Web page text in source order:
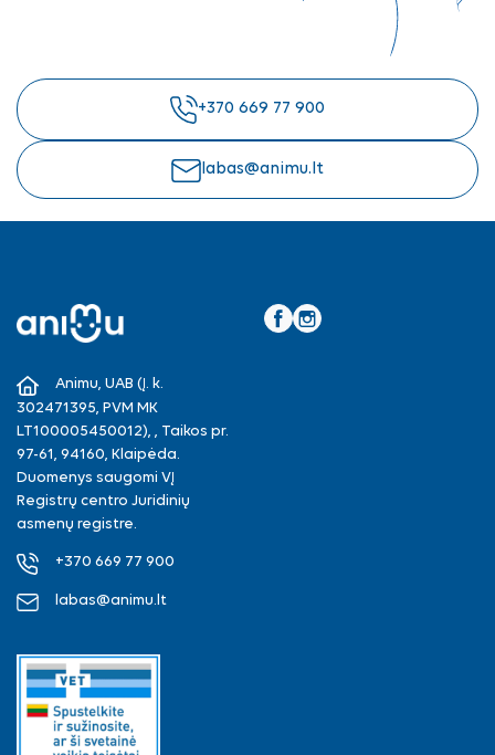
+370 669 77 900
labas@animu.lt
Animu, UAB (Į. k.
302471395, PVM MK
LT100005450012), , Taikos pr.
97-61, 94160, Klaipėda.
Duomenys saugomi VĮ
Registrų centro Juridinių
asmenų registre.
+370 669 77 900
labas@animu.lt